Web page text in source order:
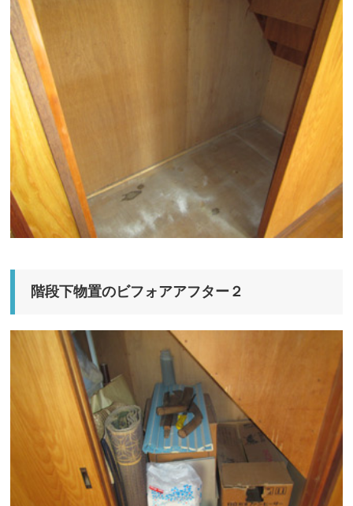
階段下物置のビフォアアフター２